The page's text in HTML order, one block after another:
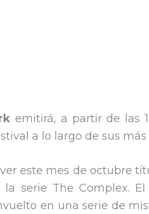
emitirá, a partir de las
a lo largo de sus
este mes de octubre
la serie The Complex.
en una serie de